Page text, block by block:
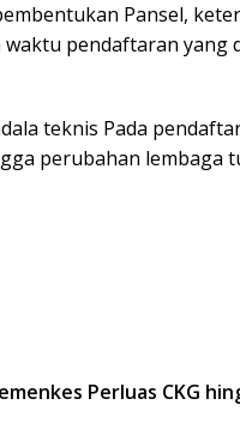
Pansel,
waktu pendaftaran yang
teknis Pada
perubahan lembaga
Perluas CKG